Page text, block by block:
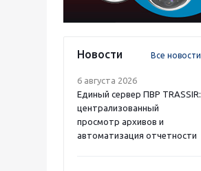
Новости Все новости
6 августа 2026
Единый сервер ПВР TRASSIR:
централизованный
просмотр архивов и
автоматизация отчетности